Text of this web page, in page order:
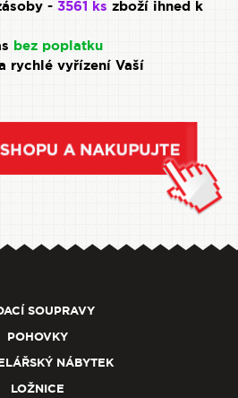
- 3561 ks zboží ihned k
bez poplatku
rychlé vyřízení Vaší
SOUPRAVY
POHOVKY
NÁBYTEK
LOŽNICE